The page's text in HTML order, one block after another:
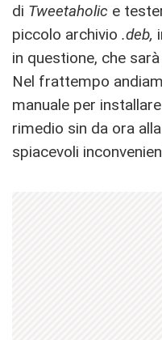
di Tweetaholic e
piccolo archivio .deb,
in questione, che
Nel frattempo
manuale per
rimedio sin da ora
spiacevoli